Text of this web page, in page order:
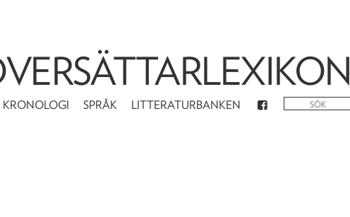
KRONOLOGI SPRÅK LITTERATURBANKEN